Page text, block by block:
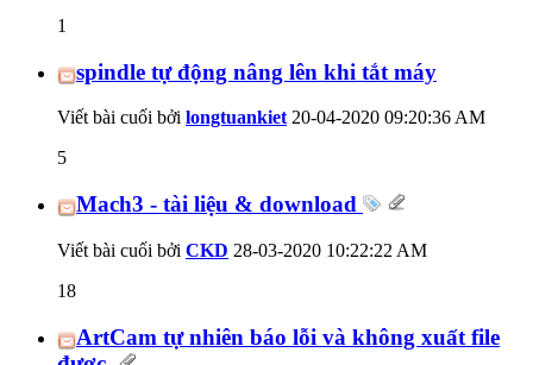
1
spindle tự động nâng lên khi tắt máy
Viết bài cuối bởi longtuankiet20-04-2020 09:20:36 AM
5
Mach3 - tài liệu & download
Viết bài cuối bởi CKD 28-03-2020 10:22:22 AM
18
ArtCam tự nhiên báo lỗi và không xuất file